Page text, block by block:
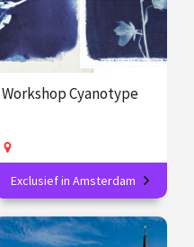
Workshop Cyanotype
Maak jouw eigen
blauwdrukprints
Exclusief in Amsterdam